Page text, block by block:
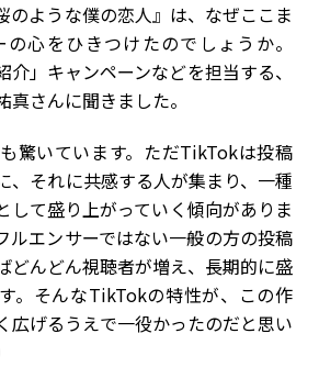
のような僕の恋人』は、なぜここま
心をひきつけたのでしょうか。
」キャンペーンなどを担当する、
さんに聞きました。
驚いています。ただTikTokは投稿
、それに共感する人が集まり、一種
して盛り上がっていく傾向がありま
ルエンサーではない一般の方の投稿
どんどん視聴者が増え、長期的に盛
。そんなTikTokの特性が、この作
広げるうえで一役かったのだと思い